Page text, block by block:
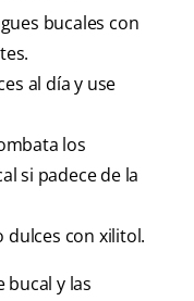
bucales con
al día y use
los
si padece de la
dulces con xilitol.
bucal y las